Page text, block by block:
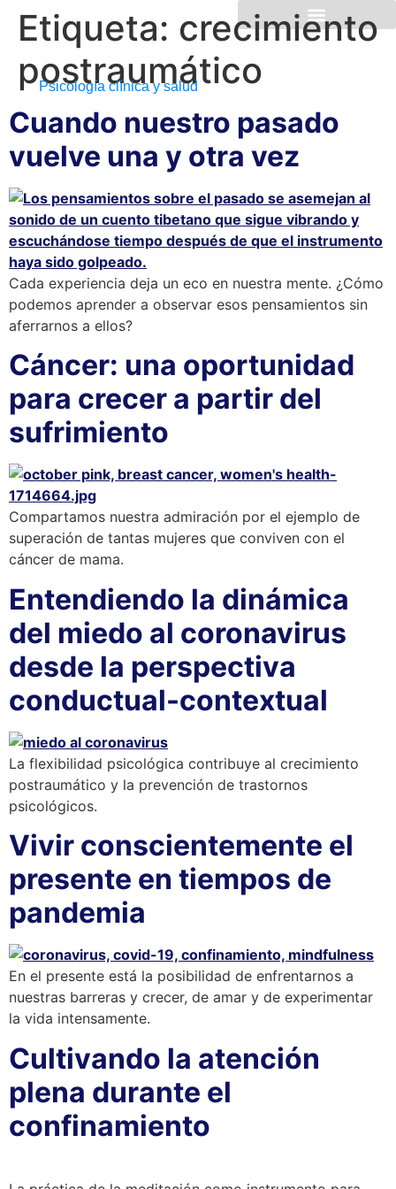
Psicología clínica y salud
Etiqueta: crecimiento
postraumático
Cuando nuestro pasado
vuelve una y otra vez
Cada experiencia deja un eco en nuestra mente. ¿Cómo
podemos aprender a observar esos pensamientos sin
aferrarnos a ellos?
Cáncer: una oportunidad
para crecer a partir del
sufrimiento
Compartamos nuestra admiración por el ejemplo de
superación de tantas mujeres que conviven con el
cáncer de mama.
Entendiendo la dinámica
del miedo al coronavirus
desde la perspectiva
conductual-contextual
La flexibilidad psicológica contribuye al crecimiento
postraumático y la prevención de trastornos
psicológicos.
Vivir conscientemente el
presente en tiempos de
pandemia
En el presente está la posibilidad de enfrentarnos a
nuestras barreras y crecer, de amar y de experimentar
la vida intensamente.
Cultivando la atención
plena durante el
confinamiento